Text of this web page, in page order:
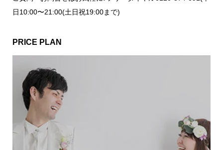
日10:00〜21:00(土日祝19:00まで)
PRICE PLAN